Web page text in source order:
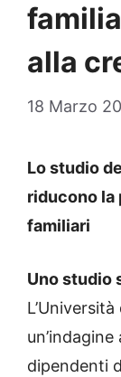
alla
18 Marzo
Lo studio
riducono la
familiari
Uno studio
dipendenti